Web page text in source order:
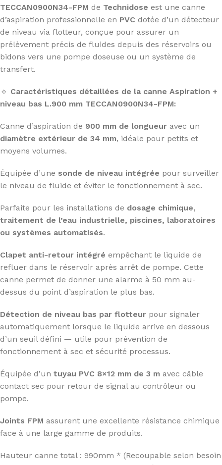
TECCAN0900N34-FPM de Technidose est une canne
d’aspiration professionnelle en PVC dotée d’un détecteur
de niveau via flotteur, conçue pour assurer un
prélèvement précis de fluides depuis des réservoirs ou
bidons vers une pompe doseuse ou un système de
transfert.
🔹 Caractéristiques détaillées de la canne Aspiration +
niveau bas L.900 mm TECCAN0900N34-FPM:
Canne d’aspiration de 900 mm de longueur avec un
diamètre extérieur de 34 mm, idéale pour petits et
moyens volumes.
Équipée d’une sonde de niveau intégrée pour surveiller
le niveau de fluide et éviter le fonctionnement à sec.
Parfaite pour les installations de dosage chimique,
traitement de l’eau industrielle, piscines, laboratoires
ou systèmes automatisés.
Clapet anti-retour intégré empêchant le liquide de
refluer dans le réservoir après arrêt de pompe. Cette
canne permet de donner une alarme à 50 mm au-
dessus du point d’aspiration le plus bas.
Détection de niveau bas par flotteur pour signaler
automatiquement lorsque le liquide arrive en dessous
d’un seuil défini — utile pour prévention de
fonctionnement à sec et sécurité processus.
Équipée d’un tuyau PVC 8×12 mm de 3 m avec câble
contact sec pour retour de signal au contrôleur ou
pompe.
Joints FPM assurent une excellente résistance chimique
face à une large gamme de produits.
Hauteur canne total : 990mm * (Recoupable selon besoin